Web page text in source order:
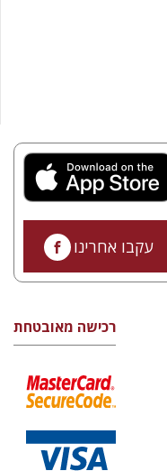
עקבו אחרינו
רכישה מאובטחת